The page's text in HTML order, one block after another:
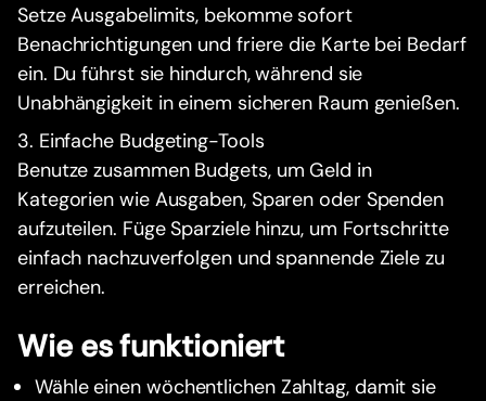
Setze Ausgabelimits, bekomme sofort
Benachrichtigungen und friere die Karte bei Bedarf
ein. Du führst sie hindurch, während sie
Unabhängigkeit in einem sicheren Raum genießen.
3. Einfache Budgeting-Tools
Benutze zusammen Budgets, um Geld in
Kategorien wie Ausgaben, Sparen oder Spenden
aufzuteilen. Füge Sparziele hinzu, um Fortschritte
einfach nachzuverfolgen und spannende Ziele zu
erreichen.
Wie es funktioniert
Wähle einen wöchentlichen Zahltag, damit sie